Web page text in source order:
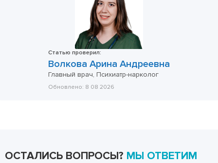
Статью проверил:
Волкова Арина Андреевна
Главный врач, Психиатр-нарколог
Обновлено: 8 08 2026
ОСТАЛИСЬ ВОПРОСЫ? МЫ ОТВЕТИМ